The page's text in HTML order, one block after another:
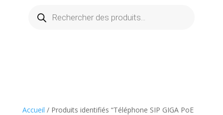
produits
Accueil / Produits identifiés “Téléphone SIP GIGA PoE